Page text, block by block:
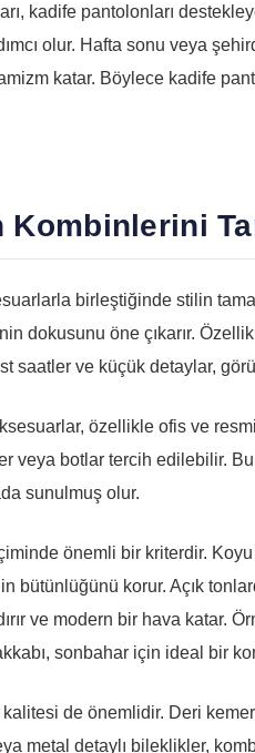
kadife pantolonları
olur. Hafta sonu veya
katar. Böylece kadife
Kombinlerini
birleştiğinde stilin
dokusunu öne çıkarır.
saatler ve küçük detaylar,
özellikle ofis ve
veya botlar tercih edilebilir.
sunulmuş olur.
önemli bir kriterdir.
bütünlüğünü korur. Açık
ve modern bir hava katar.
sonbahar için ideal bir
de önemlidir. Deri
metal detaylı bileklikler,